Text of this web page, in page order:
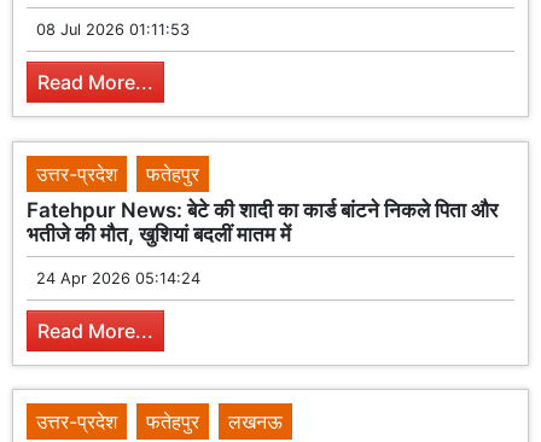
08 Jul 2026 01:11:53
Read More...
उत्तर-प्रदेश
फतेहपुर
Fatehpur News: बेटे की शादी का कार्ड बांटने निकले पिता और
भतीजे की मौत, खुशियां बदलीं मातम में
24 Apr 2026 05:14:24
Read More...
उत्तर-प्रदेश फतेहपुर
लखनऊ